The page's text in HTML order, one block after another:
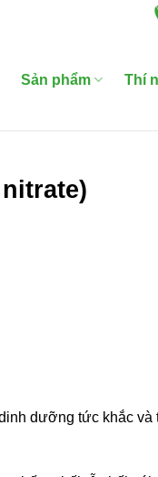
Sản phẩm Thí
dưỡng tức khắc